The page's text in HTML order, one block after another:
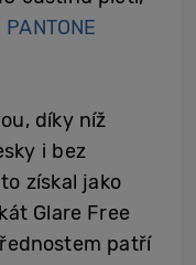
PANTONE
díky níž
i bez
získal jako
Glare Free
patří